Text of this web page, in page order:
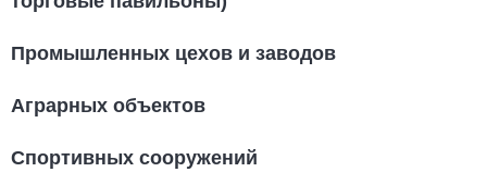
Промышленных цехов и заводов
Аграрных объектов
Спортивных сооружений